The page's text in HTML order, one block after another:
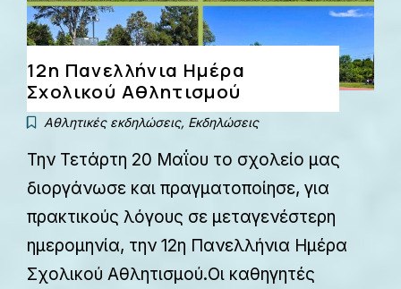
12η Πανελλήνια Ημέρα
Σχολικού Αθλητισμού
Αθλητικές εκδηλώσεις, Εκδηλώσεις
Την Τετάρτη 20 Μαΐου το σχολείο μας
διοργάνωσε και πραγματοποίησε, για
πρακτικούς λόγους σε μεταγενέστερη
ημερομηνία, την 12η Πανελλήνια Ημέρα
Σχολικού Αθλητισμού.Οι καθηγητές